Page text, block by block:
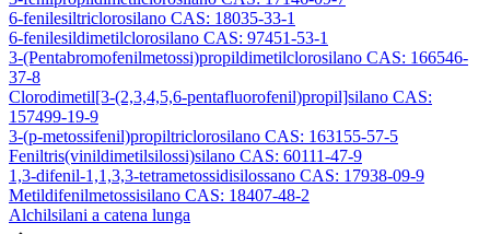
6-fenilesiltriclorosilano CAS: 18035-33-1
6-fenilesildimetilclorosilano CAS: 97451-53-1
3-(Pentabromofenilmetossi)propildimetilclorosilano CAS: 166546-
37-8
Clorodimetil[3-(2,3,4,5,6-pentafluorofenil)propil]silano CAS:
157499-19-9
3-(p-metossifenil)propiltriclorosilano CAS: 163155-57-5
Feniltris(vinildimetilsilossi)silano CAS: 60111-47-9
1,3-difenil-1,1,3,3-tetrametossidisilossano CAS: 17938-09-9
Metildifenilmetossisilano CAS: 18407-48-2
Alchilsilani a catena lunga